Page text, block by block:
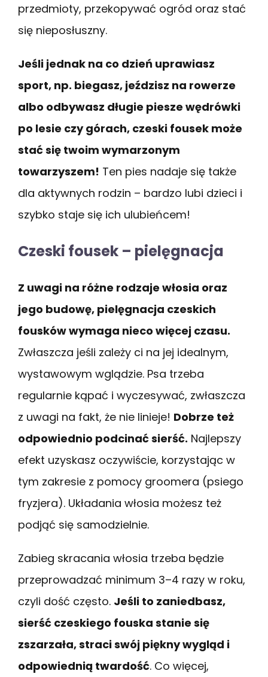
przedmioty, przekopywać ogród oraz stać
się nieposłuszny.
Jeśli jednak na co dzień uprawiasz
sport, np. biegasz, jeździsz na rowerze
albo odbywasz długie piesze wędrówki
po lesie czy górach, czeski fousek może
stać się twoim wymarzonym
towarzyszem! Ten pies nadaje się także
dla aktywnych rodzin – bardzo lubi dzieci i
szybko staje się ich ulubieńcem!
Czeski fousek – pielęgnacja
Z uwagi na różne rodzaje włosia oraz
jego budowę, pielęgnacja czeskich
fousków wymaga nieco więcej czasu.
Zwłaszcza jeśli zależy ci na jej idealnym,
wystawowym wglądzie. Psa trzeba
regularnie kąpać i wyczesywać, zwłaszcza
z uwagi na fakt, że nie linieje! Dobrze też
odpowiednio podcinać sierść. Najlepszy
efekt uzyskasz oczywiście, korzystając w
tym zakresie z pomocy groomera (psiego
fryzjera). Układania włosia możesz też
podjąć się samodzielnie.
Zabieg skracania włosia trzeba będzie
przeprowadzać minimum 3–4 razy w roku,
czyli dość często. Jeśli to zaniedbasz,
sierść czeskiego fouska stanie się
zszarzała, straci swój piękny wygląd i
odpowiednią twardość. Co więcej,